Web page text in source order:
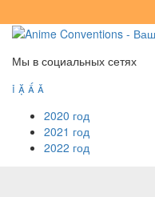
Мы в социальных сетях
   
2020 год
2021 год
2022 год